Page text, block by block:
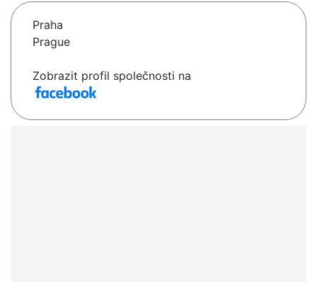
Praha
Prague
Zobrazit profil společnosti na